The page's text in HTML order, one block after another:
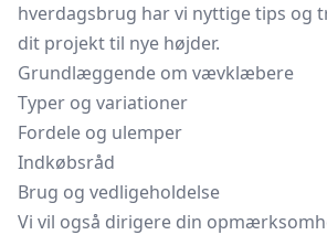
hverdagsbrug har vi nyttige tips og
dit projekt til nye højder.
Grundlæggende om vævklæbere
Typer og variationer
Fordele og ulemper
Indkøbsråd
Brug og vedligeholdelse
Vi vil også dirigere din